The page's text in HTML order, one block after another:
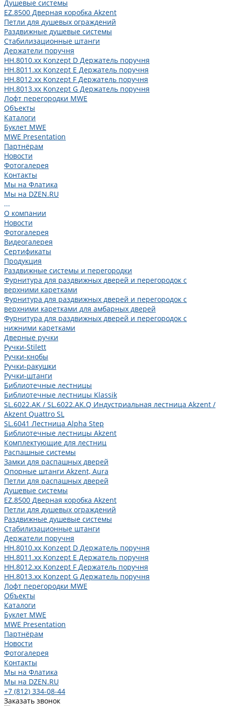
Душевые системы
EZ.8500 Дверная коробка Akzent
Петли для душевых ограждений
Раздвижные душевые системы
Стабилизационные штанги
Держатели поручня
HH.8010.xx Konzept D Держатель поручня
HH.8011.xx Konzept E Держатель поручня
HH.8012.xx Konzept F Держатель поручня
HH.8013.xx Konzept G Держатель поручня
Лофт перегородки MWE
Объекты
Каталоги
Буклет MWE
MWE Presentation
Партнёрам
Новости
Фотогалерея
Контакты
Мы на Флатика
Мы на DZEN.RU
...
О компании
Новости
Фотогалерея
Видеогалерея
Сертификаты
Продукция
Раздвижные системы и перегородки
Фурнитура для раздвижных дверей и перегородок с
верхними каретками
Фурнитура для раздвижных дверей и перегородок с
верхними каретками для амбарных дверей
Фурнитура для раздвижных дверей и перегородок с
нижними каретками
Дверные ручки
Ручки-Stilett
Ручки-кнобы
Ручки-ракушки
Ручки-штанги
Библиотечные лестницы
Библиотечные лестницы Klassik
SL.6022.AK / SL.6022.AK.Q Индустриальная лестница Akzent /
Akzent Quattro SL
SL.6041 Лестница Alpha Step
Библиотечные лестницы Akzent
Комплектующие для лестниц
Распашные системы
Замки для распашных дверей
Опорные штанги Akzent, Aura
Петли для распашных дверей
Душевые системы
EZ.8500 Дверная коробка Akzent
Петли для душевых ограждений
Раздвижные душевые системы
Стабилизационные штанги
Держатели поручня
HH.8010.xx Konzept D Держатель поручня
HH.8011.xx Konzept E Держатель поручня
HH.8012.xx Konzept F Держатель поручня
HH.8013.xx Konzept G Держатель поручня
Лофт перегородки MWE
Объекты
Каталоги
Буклет MWE
MWE Presentation
Партнёрам
Новости
Фотогалерея
Контакты
Мы на Флатика
Мы на DZEN.RU
+7 (812) 334-08-44
Заказать звонок